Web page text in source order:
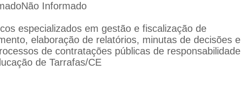
Não Informado
especializados em gestão e fiscalização de
elaboração de relatórios, minutas de decisões e
de contratações públicas de responsabilidade
de Tarrafas/CE